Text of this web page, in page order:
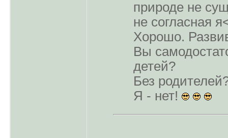
природе не
не согласная
Хорошо.
Вы
детей?
Без
Я - нет!